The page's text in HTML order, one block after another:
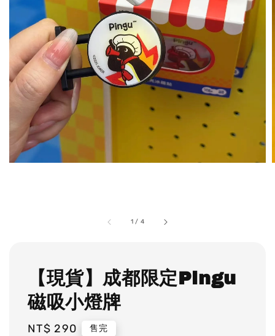
1 / 4
【現貨】成都限定Pingu
磁吸小燈牌
Regular
NT$ 290 售完